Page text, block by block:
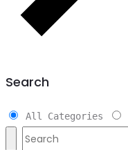
Search
All Categories